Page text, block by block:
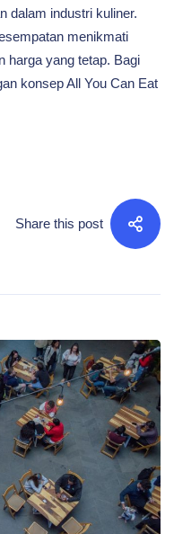
dalam industri kuliner.
menikmati
harga yang tetap. Bagi
konsep All You Can Eat
Share this post